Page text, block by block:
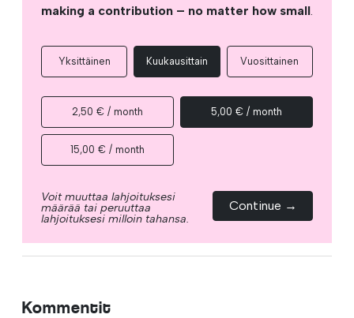
making a contribution – no matter how small
Yksittäinen Kuukausittain Vuosittainen
2,50 € / month 5,00 € / month
15,00 € / month
Voit muuttaa lahjoituksesi
määrää tai peruuttaa
lahjoituksesi milloin tahansa.
Continue →
Kommentit